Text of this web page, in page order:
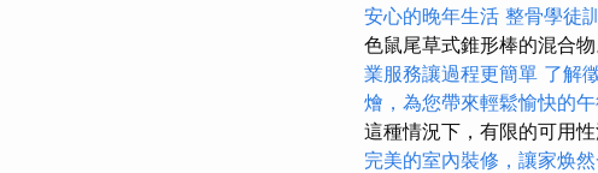
安心的晚年生活 整骨學徒
色鼠尾草式錐形棒的混合物
業服務讓過程更簡單 了解
燴，為您帶來輕鬆愉快的
這種情況下，有限的可用性
完美的室內裝修，讓家焕